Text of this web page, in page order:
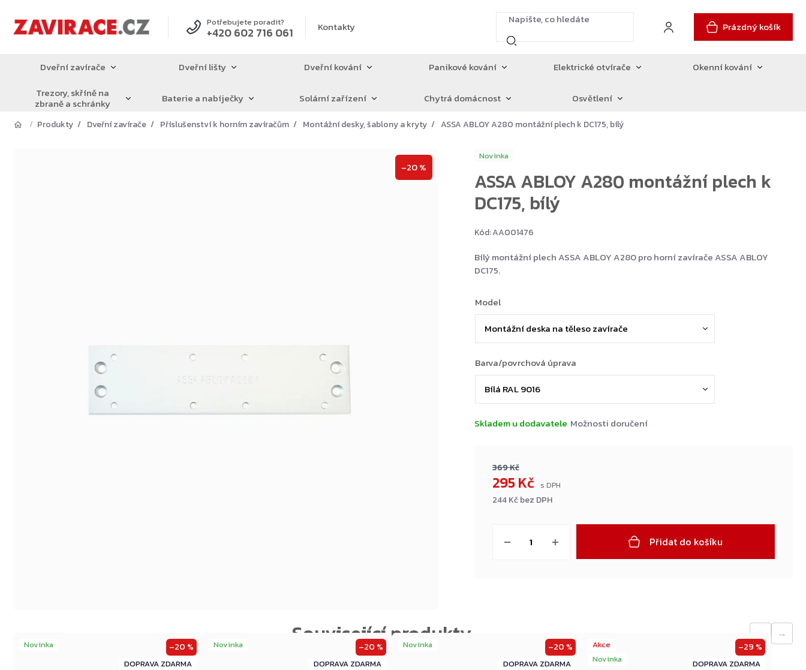
obsah
Potřebujete poradit?
+420 602 716 061 Kontakty Prázdný košík
Dveřní zavírače Dveřní lišty Dveřní kování Panikové kování Elektrické otvírače
Okenní kování
Trezory, skříně na
zbraně a schránky Baterie a nabíječky Solární zařízení Chytrá domácnost Osvětlení
Produkty Dveřní zavírače Příslušenství k horním zavíračům Montážní desky, šablony a kryty ASSA ABLOY A280 montážní plech k DC175, bílý
Novinka
ASSA ABLOY A280 montážní plech k
DC175, bílý
Kód:AA001476
–20 %
369 Kč
295 Kč
244 Kč bez DPH
Skladem u dodavatele Možnosti doručení
Model
Barva/povrchová úprava
Přidat do košíku
Bílý montážní plech ASSA ABLOY A280 pro horní zavírače ASSA ABLOY
DC175.
→
Novinka
ZDARMA
–20 % Novinka
ZDARMA
–20 % Novinka
ZDARMA
–20 %
Akce
Novinka
ZDARMA
–29 %